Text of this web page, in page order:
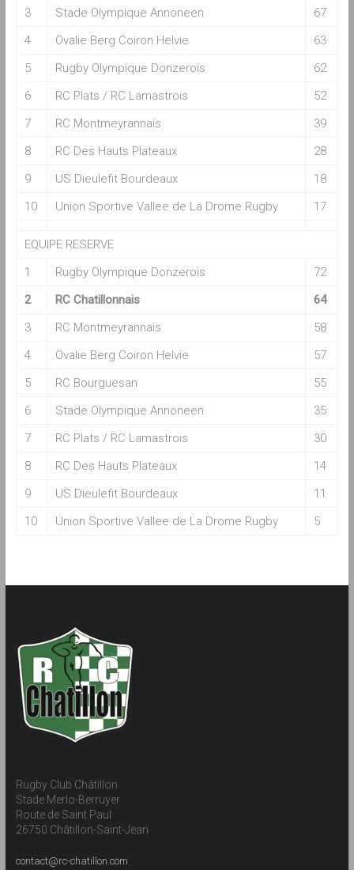
3
Stade Olympique Annoneen
67
4
Ovalie Berg Coiron Helvie
63
5
Rugby Olympique Donzerois
62
6
RC Plats / RC Lamastrois
52
7
RC Montmeyrannais
39
8
RC Des Hauts Plateaux
28
9
US Dieulefit Bourdeaux
18
10
Union Sportive Vallee de La Drome Rugby 17
EQUIPE RESERVE
1
Rugby Olympique Donzerois
72
2
RC Chatillonnais
64
3
RC Montmeyrannais
58
4
Ovalie Berg Coiron Helvie
57
5
RC Bourguesan
55
6
Stade Olympique Annoneen
35
7
RC Plats / RC Lamastrois
30
8
RC Des Hauts Plateaux
14
9
US Dieulefit Bourdeaux
11
10
Union Sportive Vallee de La Drome Rugby 5
Rugby Club Châtillon
Stade Merlo-Berruyer
Route de Saint Paul
26750 Châtillon-Saint-Jean
contact@rc-chatillon.com